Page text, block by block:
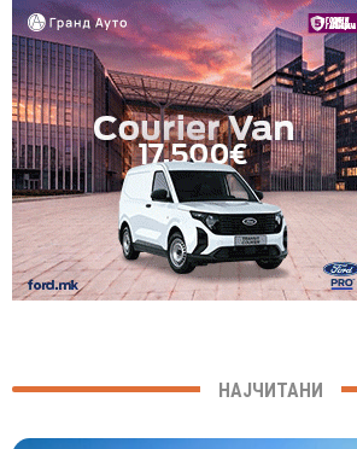
НАЈЧИТАНИ